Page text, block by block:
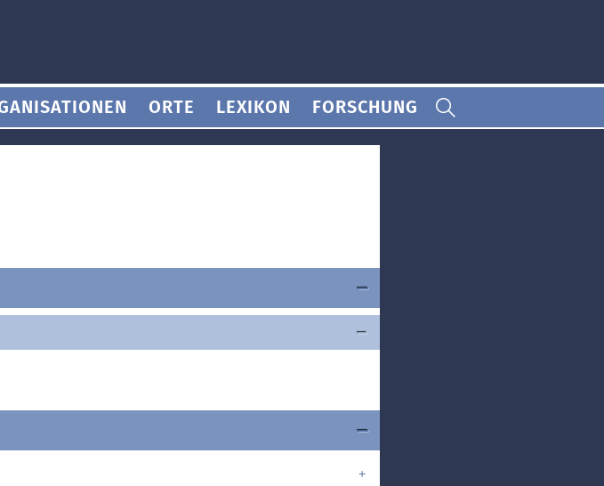
ORTE LEXIKON FORSCHUNG